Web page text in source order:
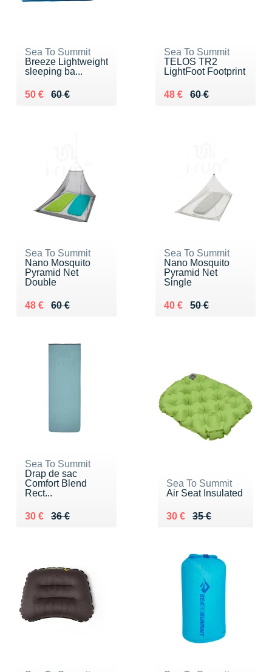
Sea To Summit
Breeze Lightweight
sleeping ba...
60 €
Au lieu de 60 €
50 €
Vendu 50 €
Sea To Summit
TELOS TR2
LightFoot Footprint
60 €
Au lieu de 60 €
48 €
Vendu 48 €
Sea To Summit
Nano Mosquito
Pyramid Net
Double
60 €
Au lieu de 60 €
48 €
Vendu 48 €
Sea To Summit
Nano Mosquito
Pyramid Net
Single
50 €
Au lieu de 50 €
40 €
Vendu 40 €
Sea To Summit
Drap de sac
Comfort Blend
Rect...
36 €
Au lieu de 36 €
30 €
Vendu 30 €
Sea To Summit
Air Seat Insulated
35 €
Au lieu de 35 €
30 €
Vendu 30 €